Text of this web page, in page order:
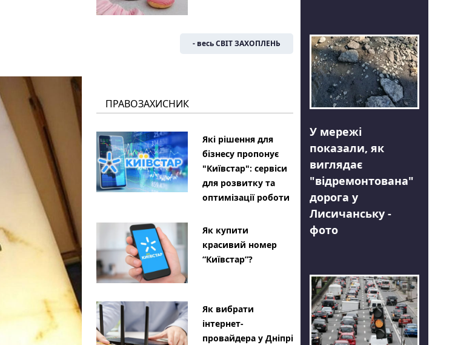
- весь СВІТ ЗАХОПЛЕНЬ
ПРАВОЗАХИСНИК
Які рішення для
бізнесу пропонує
"Київстар": сервіси
для розвитку та
оптимізації роботи
Як купити
красивий номер
“Київстар”?
Як вибрати
інтернет-
провайдера у Дніпрі
У мережі
показали, як
виглядає
"відремонтована"
дорога у
Лисичанську -
фото